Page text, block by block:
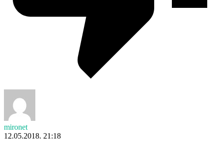
mironet
12.05.2018. 21:18